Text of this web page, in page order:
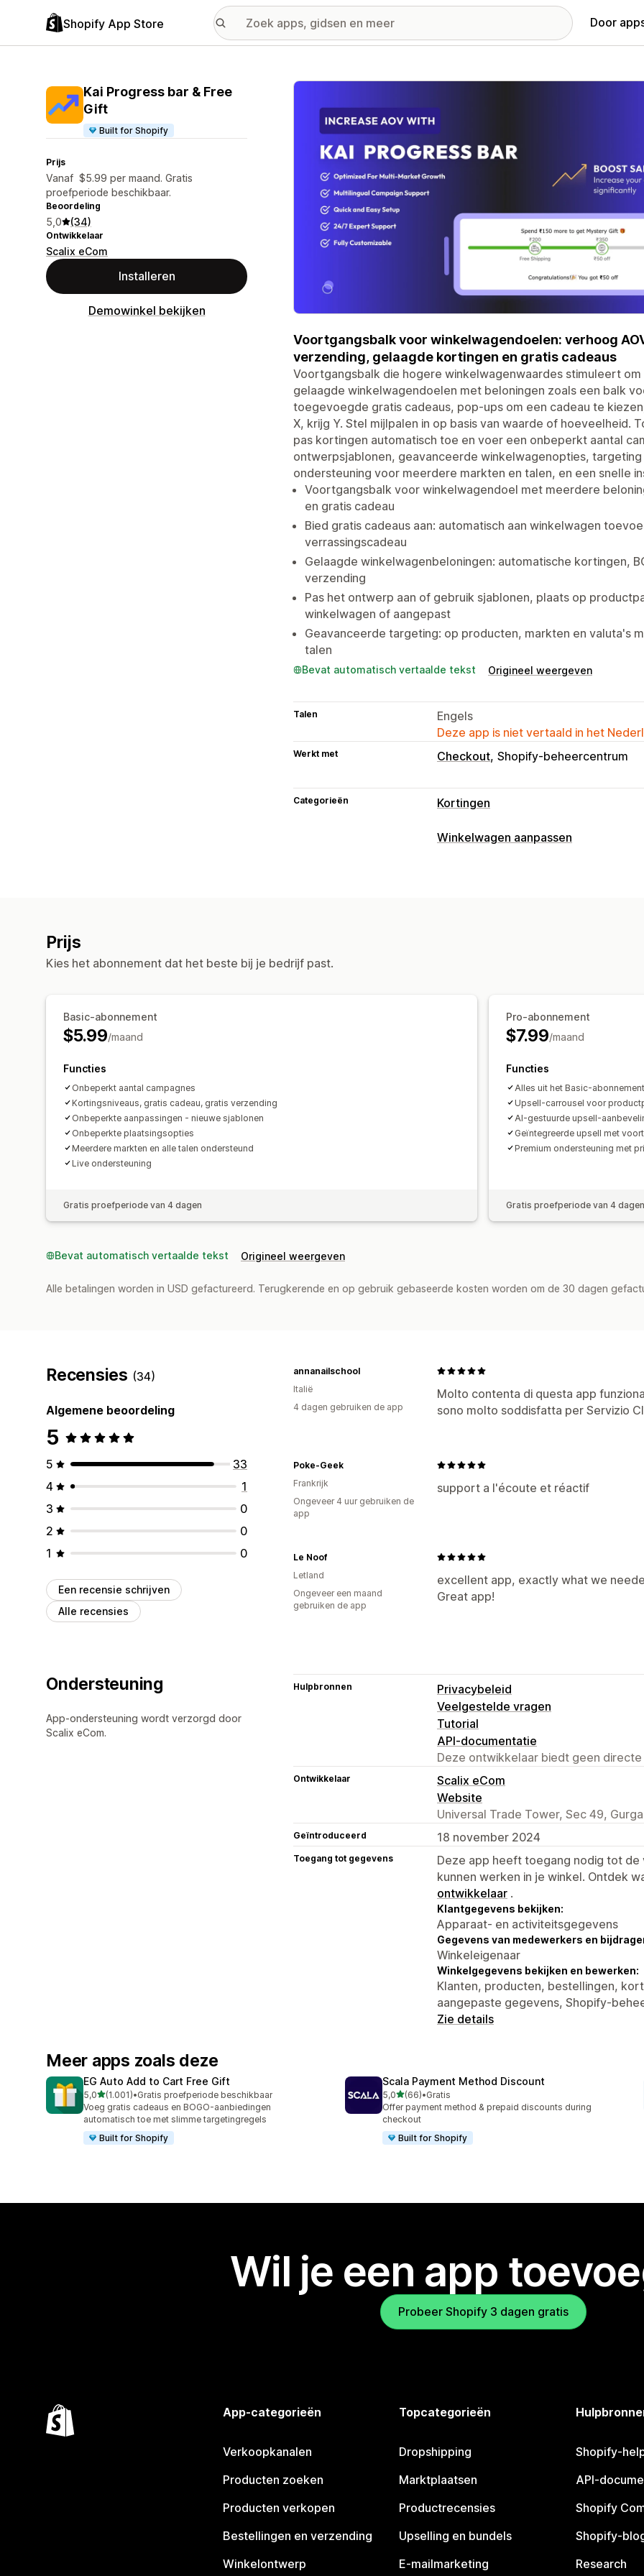
Shopify App Store Door
Kai Progress bar & Free
Gift
Built for Shopify
Prijs
Vanaf $5.99 per maand. Gratis
proefperiode beschikbaar.
Beoordeling
5,0 (34)
Ontwikkelaar
Scalix eCom
Installeren
Demowinkel bekijken
Galerij met uitgelichte afbeeldingen
Voortgangsbalk voor winkelwagendoelen: verhoog
verzending, gelaagde kortingen en gratis cadeaus
Voortgangsbalk die hogere winkelwagenwaardes stimuleert
gelaagde winkelwagendoelen met beloningen zoals een balk
toegevoegde gratis cadeaus, pop-ups om een cadeau te
X, krijg Y. Stel mijlpalen in op basis van waarde of hoeveelheid.
pas kortingen automatisch toe en voer een onbeperkt aantal
ontwerpsjablonen, geavanceerde winkelwagenopties,
ondersteuning voor meerdere markten en talen, en een snelle
Voortgangsbalk voor winkelwagendoel met meerdere
en gratis cadeau
Bied gratis cadeaus aan: automatisch aan winkelwagen
verrassingscadeau
Gelaagde winkelwagenbeloningen: automatische kortingen,
verzending
Pas het ontwerp aan of gebruik sjablonen, plaats op
winkelwagen of aangepast
Geavanceerde targeting: op producten, markten en valuta's
talen
Bevat automatisch vertaalde tekst Origineel weergeven
Talen
Engels
Deze app is niet vertaald in het
Werkt met Checkout Shopify-beheercentrum
Categorieën Kortingen
Soorten kortingen
Triggers en regels
Winkelwagen aanpassen
Bulkkortingen
Checkout-aanpassing
Automatische kortingen
Prijs
Kies het abonnement dat het beste bij je bedrijf past.
Basic-abonnement
$5.99/maand
Functies
Onbeperkt aantal campagnes
Kortingsniveaus, gratis cadeau, gratis verzending
Onbeperkte aanpassingen - nieuwe sjablonen
Onbeperkte plaatsingsopties
Meerdere markten en alle talen ondersteund
Live ondersteuning
Gratis proefperiode van 4 dagen
Pro-abonnement
$7.99/maand
Functies
Alles uit het Basic-abonnement
Upsell-carrousel voor
AI-gestuurde upsell-
Geïntegreerde upsell met
Premium ondersteuning met
Gratis proefperiode van 4 dagen
Bevat automatisch vertaalde tekst Origineel weergeven
Alle betalingen worden in USD gefactureerd. Terugkerende en op gebruik gebaseerde kosten worden om de 30 dagen
Recensies (34)
Algemene beoordeling
5
5
33
4
1
3
0
2
0
1
0
Een recensie schrijven
Alle recensies
Molto contenta di questa app
sono molto soddisfatta per Servizio
annanailschool
Italië
4 dagen gebruiken de app
support a l'écoute et réactif
Poke-Geek
Frankrijk
Ongeveer 4 uur gebruiken de
app
excellent app, exactly what we
Great app!
Le Noof
Letland
Ongeveer een maand
gebruiken de app
Ondersteuning
App-ondersteuning wordt verzorgd door
Scalix eCom.
Hulpbronnen
Privacybeleid
Veelgestelde vragen
Tutorial
API-documentatie
Deze ontwikkelaar biedt geen
Ontwikkelaar
Scalix eCom
Website
Universal Trade Tower, Sec 49,
Geïntroduceerd 18 november 2024
Toegang tot gegevens
Deze app heeft toegang nodig tot
kunnen werken in je winkel. Ontdek
ontwikkelaar .
Klantgegevens bekijken:
Apparaat- en activiteitsgegevens
Gegevens van medewerkers en
Winkeleigenaar
Winkelgegevens bekijken en bewerken:
Klanten, producten, bestellingen,
aangepaste gegevens, Shopify-
Zie details
Meer apps zoals deze
EG Auto Add to Cart Free Gift
5,0van 5 sterren
(1.001)
1001 recensies in totaal
•Gratis proefperiode beschikbaar
Voeg gratis cadeaus en BOGO-aanbiedingen
automatisch toe met slimme targetingregels
Built for Shopify
Scala Payment Method Discount
5,0van 5 sterren
(66)
66 recensies in totaal
•Gratis
Offer payment method & prepaid discounts during
checkout
Built for Shopify
Wil je een app
Probeer Shopify 3 dagen gratis
App-categorieën
Verkoopkanalen
Producten zoeken
Producten verkopen
Bestellingen en verzending
Winkelontwerp
Topcategorieën
Dropshipping
Marktplaatsen
Productrecensies
Upselling en bundels
E-mailmarketing
Shopify-
API-
Shopify
Shopify-
Research